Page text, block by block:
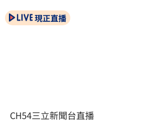
現正直播
CH54三立新聞台直播